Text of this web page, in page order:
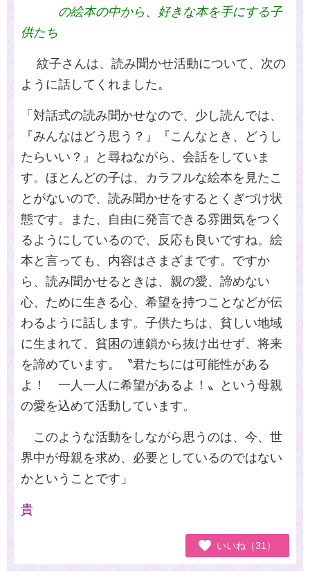
の絵本の中から、好きな本を手にする子
供たち
紋子さんは、読み聞かせ活動について、次の
ように話してくれました。
「対話式の読み聞かせなので、少し読んでは、
『みんなはどう思う？』『こんなとき、どうし
たらいい？』と尋ねながら、会話をしていま
す。ほとんどの子は、カラフルな絵本を見たこ
とがないので、読み聞かせをするとくぎづけ状
態です。また、自由に発言できる雰囲気をつく
るようにしているので、反応も良いですね。絵
本と言っても、内容はさまざまです。ですか
ら、読み聞かせるときは、親の愛、諦めない
心、ために生きる心、希望を持つことなどが伝
わるように話します。子供たちは、貧しい地域
に生まれて、貧困の連鎖から抜け出せず、将来
を諦めています。〝君たちには可能性がある
よ！ 一人一人に希望があるよ！〟という母親
の愛を込めて活動しています。
このような活動をしながら思うのは、今、世
界中が母親を求め、必要としているのではない
かということです」
貴
いいね（31）